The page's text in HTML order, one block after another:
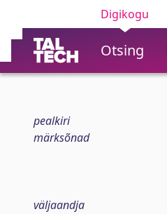
Digikogu
Otsing
pealkiri
märksõnad
väljaandja